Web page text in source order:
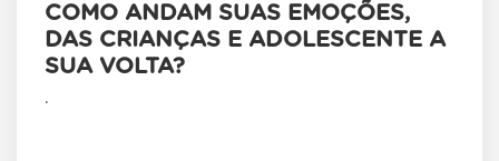
COMO ANDAM SUAS EMOÇÕES,
DAS CRIANÇAS E ADOLESCENTE A
SUA VOLTA?
.